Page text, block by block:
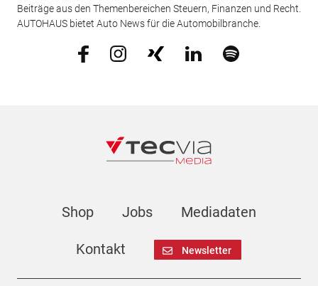
Beiträge aus den Themenbereichen Steuern, Finanzen und Recht.
AUTOHAUS bietet Auto News für die Automobilbranche.
Shop Jobs Mediadaten
Kontakt Newsletter